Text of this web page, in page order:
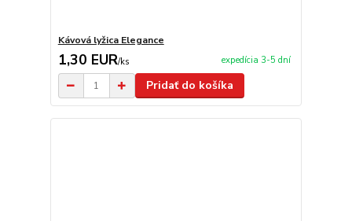
Kávová lyžica Elegance
1,30 EUR/ks expedícia 3-5 dní
Pridať do košíka